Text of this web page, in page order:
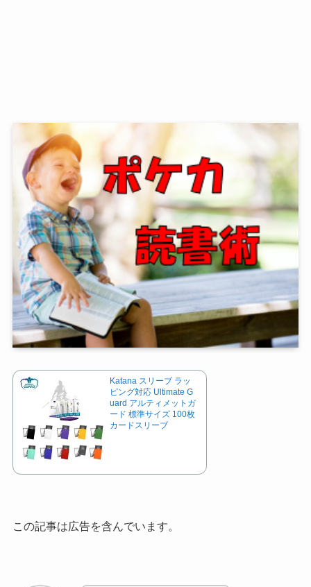
Katana スリーブ ラッ
ピング対応 Ultimate G
uard アルティメットガ
ード 標準サイズ 100枚
カードスリーブ
この記事は広告を含んでいます。